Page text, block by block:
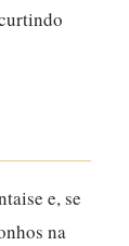
e, se
na